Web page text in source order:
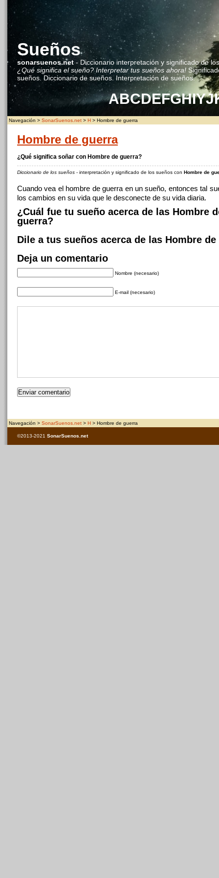
Sueños
sonarsuenos.net- Diccionario interpretación y significado de
¿Qué significa el sueño? Interpretar tus sueños ahora!
sueños. Diccionario de sueños. Interpretación de sueños.
ABCDEFGHIYJ
Navegación > SonarSuenos.net > H > Hombre de guerra
Hombre de guerra
¿Qué significa soñar con Hombre de guerra?
Diccionario de los sueños - interpretación y significado de los sueños con Hombre de
Cuando vea el hombre de guerra en un sueño, entonces tal
los cambios en su vida que le desconecte de su vida diaria.
¿Cuál fue tu sueño acerca de las Hombre
guerra?
Dile a tus sueños acerca de las Hombre de
Deja un comentario
Nombre (necesario)
E-mail (necesario)
Navegación > SonarSuenos.net > H > Hombre de guerra
©2013-2021 SonarSuenos .net